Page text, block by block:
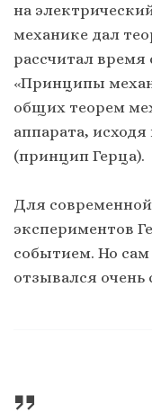
на
механике дал
рассчитал время
«Принципы
общих теорем
аппарата,
(принцип Герца).
Для
экспериментов
событием. Но
отзывался очень